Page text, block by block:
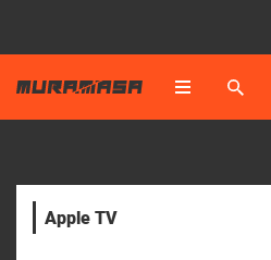
Apple TV